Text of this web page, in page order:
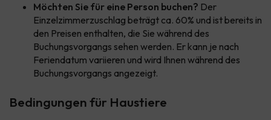
Möchten Sie für eine Person buchen? Der
Einzelzimmerzuschlag beträgt ca. 60% und ist bereits in
den Preisen enthalten, die Sie während des
Buchungsvorgangs sehen werden. Er kann je nach
Feriendatum variieren und wird Ihnen während des
Buchungsvorgangs angezeigt.
Bedingungen für Haustiere